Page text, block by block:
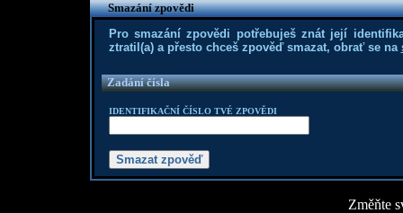
Smazání zpovědi
Pro smazání zpovědi potřebuješ znát její
ztratil(a) a přesto chceš zpověď smazat, obrať se na
Zadání čísla
IDENTIFIKAČNÍ ČÍSLO TVÉ ZPOVĚDI
Změňte